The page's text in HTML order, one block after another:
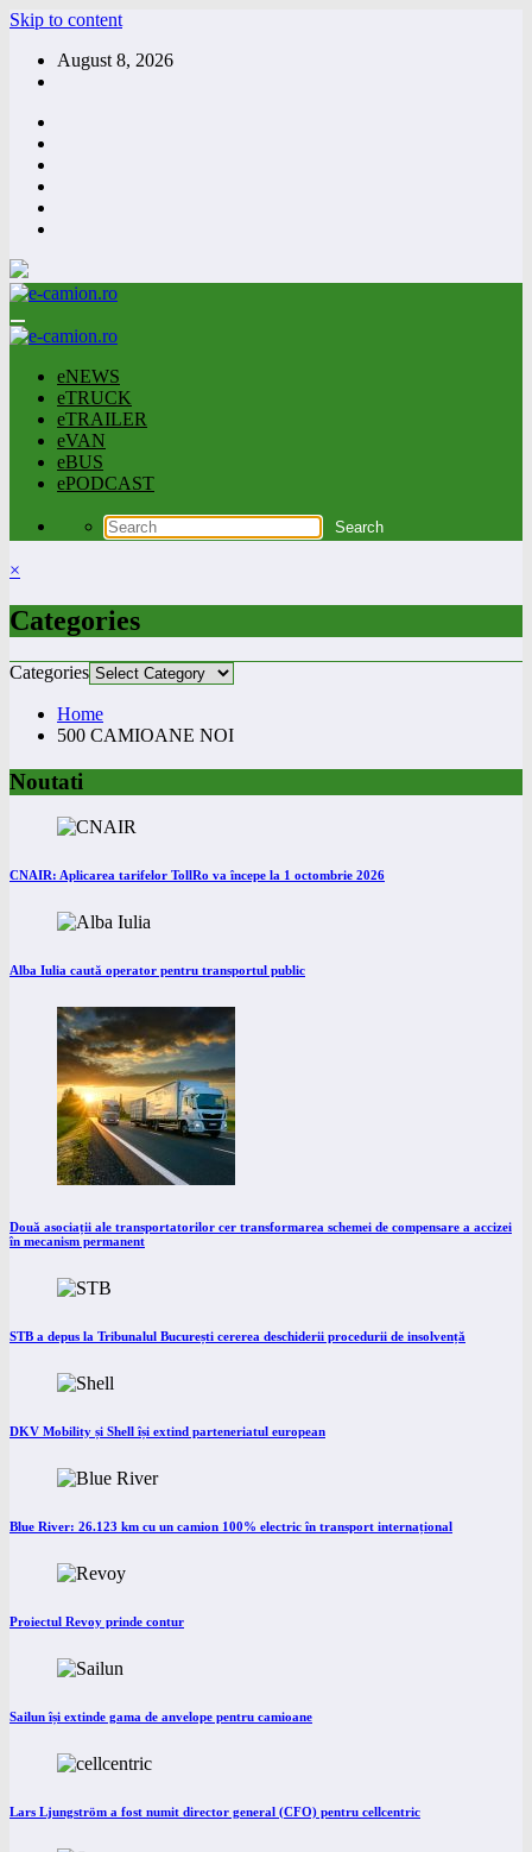
Skip to content
August 8, 2026
eNEWS
eTRUCK
eTRAILER
eVAN
eBUS
ePODCAST
×
Categories
Categories
Home
500 CAMIOANE NOI
Noutati
CNAIR: Aplicarea tarifelor TollRo va începe la 1 octombrie 2026
Alba Iulia caută operator pentru transportul public
Două asociații ale transportatorilor cer transformarea schemei de compensare a accizei
în mecanism permanent
STB a depus la Tribunalul București cererea deschiderii procedurii de insolvență
DKV Mobility și Shell își extind parteneriatul european
Blue River: 26.123 km cu un camion 100% electric în transport internațional
Proiectul Revoy prinde contur
Sailun își extinde gama de anvelope pentru camioane
Lars Ljungström a fost numit director general (CFO) pentru cellcentric